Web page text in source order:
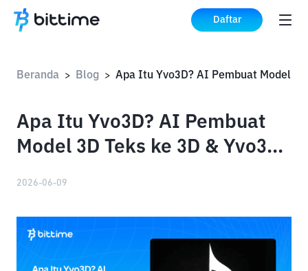
Daftar
Beranda > Blog >
Apa Itu Yvo3D? AI Pembuat
Model 3D Teks ke 3D & Yvo3D
2026-06-09